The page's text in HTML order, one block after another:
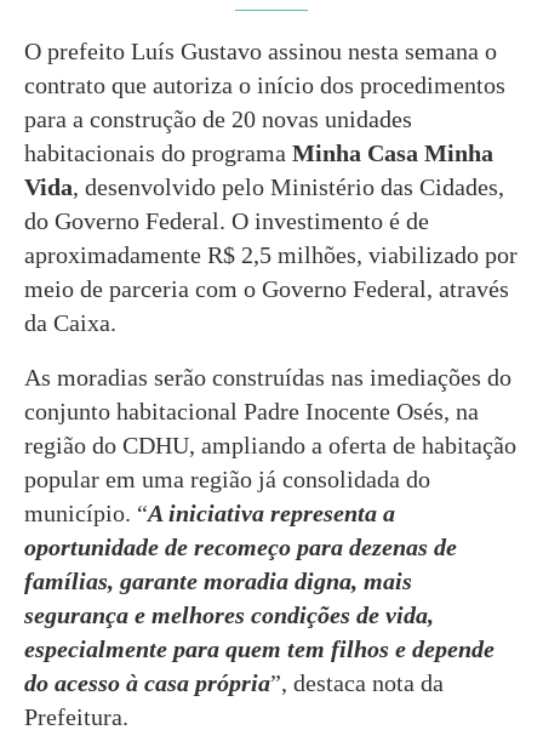
O prefeito Luís Gustavo assinou nesta semana o
contrato que autoriza o início dos procedimentos
para a construção de 20 novas unidades
habitacionais do programa Minha Casa Minha
Vida, desenvolvido pelo Ministério das Cidades,
do Governo Federal. O investimento é de
aproximadamente R$ 2,5 milhões, viabilizado por
meio de parceria com o Governo Federal, através
da Caixa.
As moradias serão construídas nas imediações do
conjunto habitacional Padre Inocente Osés, na
região do CDHU, ampliando a oferta de habitação
popular em uma região já consolidada do
município. “A iniciativa representa a
oportunidade de recomeço para dezenas de
famílias, garante moradia digna, mais
segurança e melhores condições de vida,
especialmente para quem tem filhos e depende
do acesso à casa própria”, destaca nota da
Prefeitura.